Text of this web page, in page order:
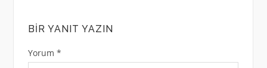
BIR YANIT YAZIN
Yorum *